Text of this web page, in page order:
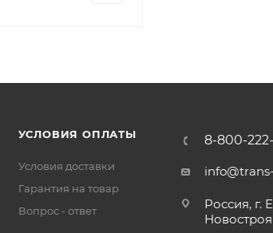
УСЛОВИЯ ОПЛАТЫ
Условия доставки
Гарантия на товар
Вопрос - ответ
8-800-
Россия, г.
Новостроя